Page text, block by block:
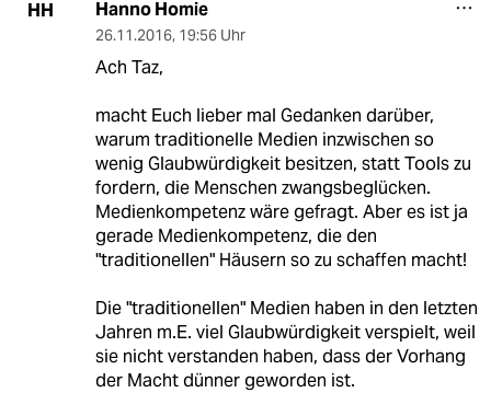
HH Hanno Homie
26.11.2016, 19:56 Uhr
Ach Taz,
macht Euch lieber mal Gedanken darüber,
warum traditionelle Medien inzwischen so
wenig Glaubwürdigkeit besitzen, statt Tools zu
fordern, die Menschen zwangsbeglücken.
Medienkompetenz wäre gefragt. Aber es ist ja
gerade Medienkompetenz, die den
"traditionellen" Häusern so zu schaffen macht!
Die "traditionellen" Medien haben in den letzten
Jahren m.E. viel Glaubwürdigkeit verspielt, weil
sie nicht verstanden haben, dass der Vorhang
der Macht dünner geworden ist.